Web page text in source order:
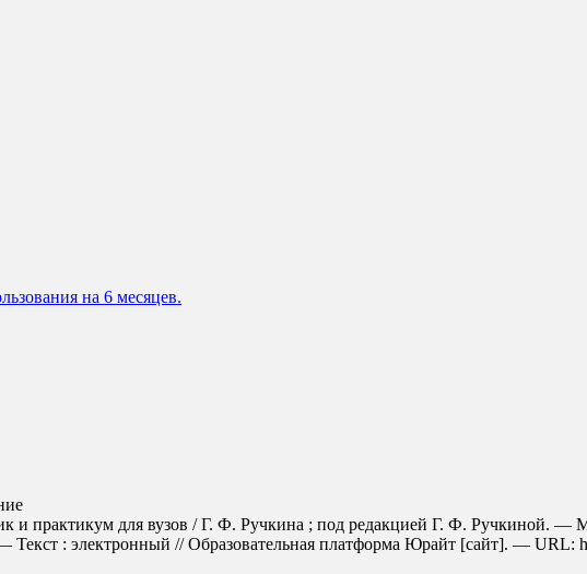
на 6 месяцев.
и практикум для вузов / Г. Ф. Ручкина ; под редакцией Г. Ф. Ручкиной.
: электронный // Образовательная платформа Юрайт [сайт]. — URL: